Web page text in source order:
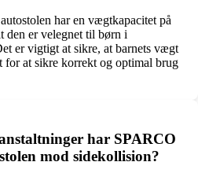
har en vægtkapacitet på
den er velegnet til børn i
er vigtigt at sikre, at barnets vægt
for at sikre korrekt og optimal brug
har SPARCO
mod sidekollision?